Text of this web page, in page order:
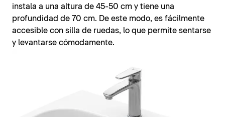
instala a una altura de 45-50 cm y tiene una
profundidad de 70 cm. De este modo, es fácilmente
accesible con silla de ruedas, lo que permite sentarse
y levantarse cómodamente.